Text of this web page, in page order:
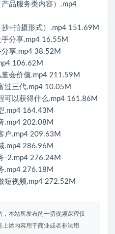
品服务类内容）.mp4
+拍摄形式）.mp4 151.69M
分享.mp4 16.55M
享.mp4 38.52M
106.62M
会价值.mp4 211.59M
过三代.mp4 10.05M
可以获得什么.mp4 161.86M
.mp4 164.43M
.mp4 202.08M
户.mp4 209.63M
.mp4 286.96M
-2.mp4 276.24M
.mp4 276.18M
短视频.mp4 272.52M
本站所发布的一切视频课程仅
述内容用于商业或者非法用